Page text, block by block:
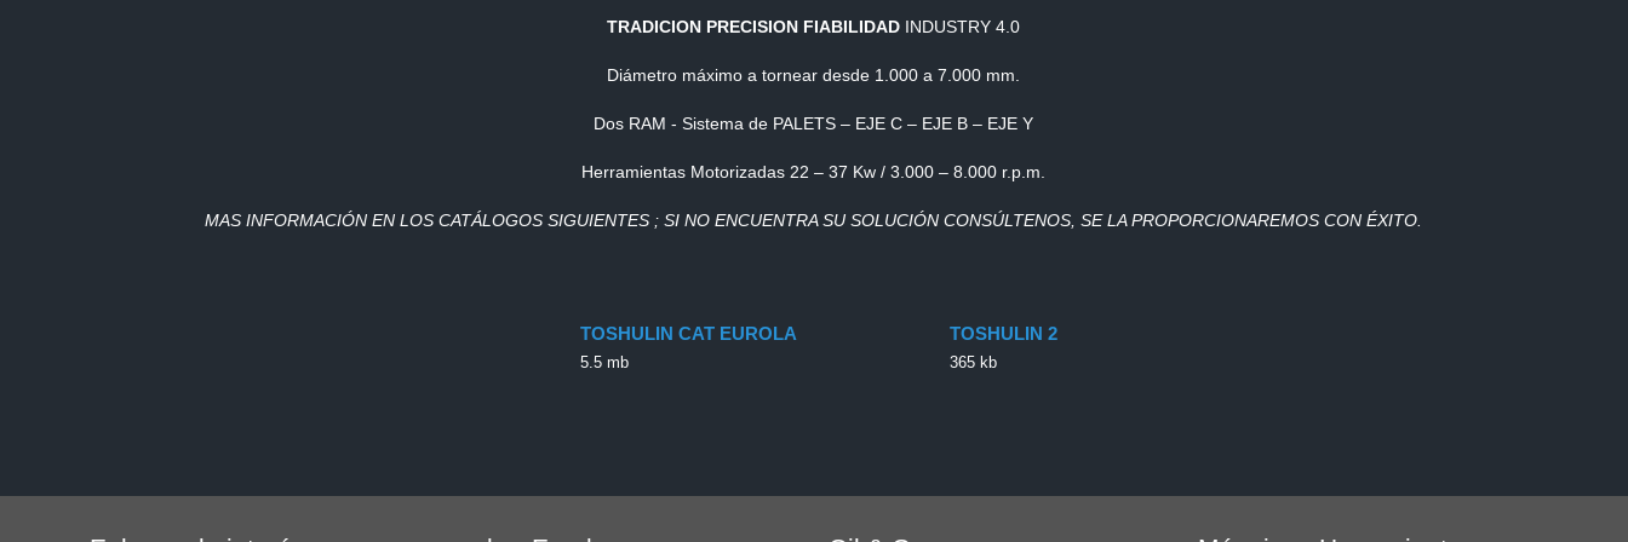
TRADICION PRECISION FIABILIDAD INDUSTRY 4.0
Diámetro máximo a tornear desde 1.000 a 7.000 mm.
Dos RAM - Sistema de PALETS – EJE C – EJE B – EJE Y
Herramientas Motorizadas 22 – 37 Kw / 3.000 – 8.000 r.p.m.
MAS INFORMACIÓN EN LOS CATÁLOGOS SIGUIENTES ; SI NO ENCUENTRA SU SOLUCIÓN CONSÚLTENOS, SE LA PROPORCIONAREMOS CON ÉXITO.
TOSHULIN CAT EUROLA
5.5 mb
TOSHULIN 2
365 kb